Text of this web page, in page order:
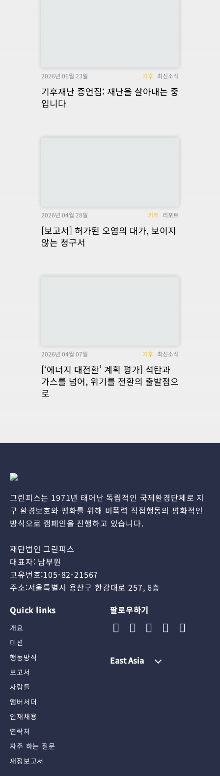
2026년 06월 23일 기후 최신소식
기후재난 증언집: 재난을 살아내는 중
입니다
2026년 04월 28일 기후 리포트
[보고서] 허가된 오염의 대가, 보이지
않는 청구서
2026년 04월 07일 기후 최신소식
[‘에너지 대전환’ 계획 평가] 석탄과
가스를 넘어, 위기를 전환의 출발점으
로
그린피스는 1971년 태어난 독립적인 국제환경단체로 지
구 환경보호와 평화를 위해 비폭력 직접행동의 평화적인
방식으로 캠페인을 진행하고 있습니다.
재단법인 그린피스
대표자: 남부원
고유번호:105-82-21567
주소:서울특별시 용산구 한강대로 257, 6층
Quick links
개요
미션
행동방식
보고서
사람들
앰버서더
인재채용
연락처
자주 하는 질문
재정보고서
팔로우하기
East Asia